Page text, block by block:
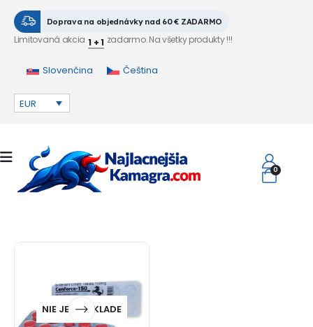
Doprava na objednávky nad 60 € ZADARMO
Limitovaná akcia 1 + 1 zadarmo. Na všetky produkty !!!
Slovenčina Čeština
EUR
0
NIE JE NA SKLADE